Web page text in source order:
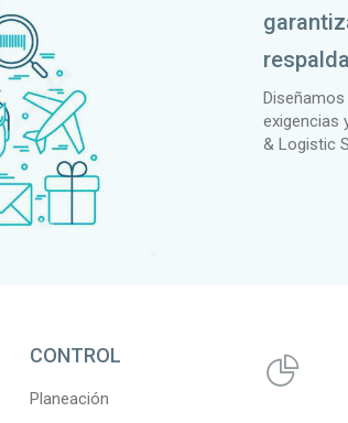
exigencias
& Logistic
CONTROL
Planeación